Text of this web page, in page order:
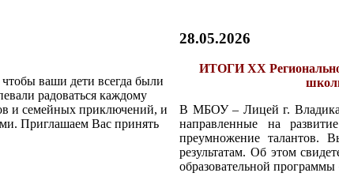
ваши дети всегда были
радоваться каждому
и семейных приключений, и
Приглашаем Вас принять
28.05.2026
ИТОГИ XX
В МБОУ – Лицей г.
направленные на
преумножение талантов.
результатам. Об этом
образовательной